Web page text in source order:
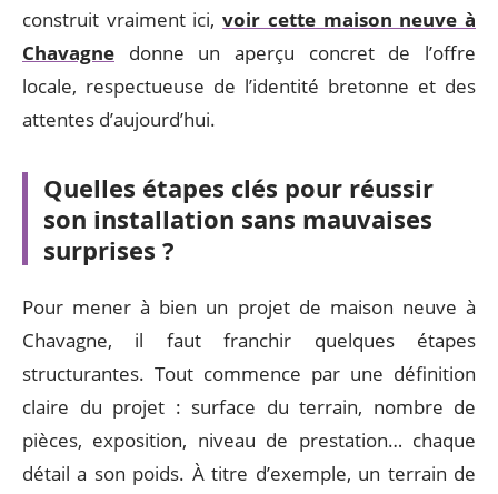
construit vraiment ici,voir cette maison neuve à
Chavagne donne un aperçu concret de l’offre
locale, respectueuse de l’identité bretonne et des
attentes d’aujourd’hui.
Quelles étapes clés pour réussir
son installation sans mauvaises
surprises ?
Pour mener à bien un projet de maison neuve à
Chavagne, il faut franchir quelques étapes
structurantes. Tout commence par une définition
claire du projet : surface du terrain, nombre de
pièces, exposition, niveau de prestation… chaque
détail a son poids. À titre d’exemple, un terrain de